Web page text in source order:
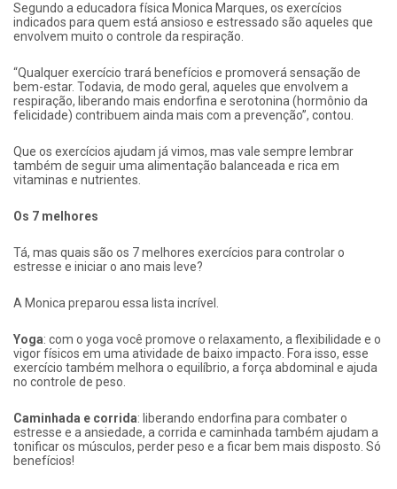
Segundo a educadora física Monica Marques, os exercícios
indicados para quem está ansioso e estressado são aqueles que
envolvem muito o controle da respiração.
“Qualquer exercício trará benefícios e promoverá sensação de
bem-estar. Todavia, de modo geral, aqueles que envolvem a
respiração, liberando mais endorfina e serotonina (hormônio da
felicidade) contribuem ainda mais com a prevenção”, contou.
Que os exercícios ajudam já vimos, mas vale sempre lembrar
também de seguir uma alimentação balanceada e rica em
vitaminas e nutrientes.
Os 7 melhores
Tá, mas quais são os 7 melhores exercícios para controlar o
estresse e iniciar o ano mais leve?
A Monica preparou essa lista incrível.
Yoga: com o yoga você promove o relaxamento, a flexibilidade e o
vigor físicos em uma atividade de baixo impacto. Fora isso, esse
exercício também melhora o equilíbrio, a força abdominal e ajuda
no controle de peso.
Caminhada e corrida: liberando endorfina para combater o
estresse e a ansiedade, a corrida e caminhada também ajudam a
tonificar os músculos, perder peso e a ficar bem mais disposto. Só
benefícios!